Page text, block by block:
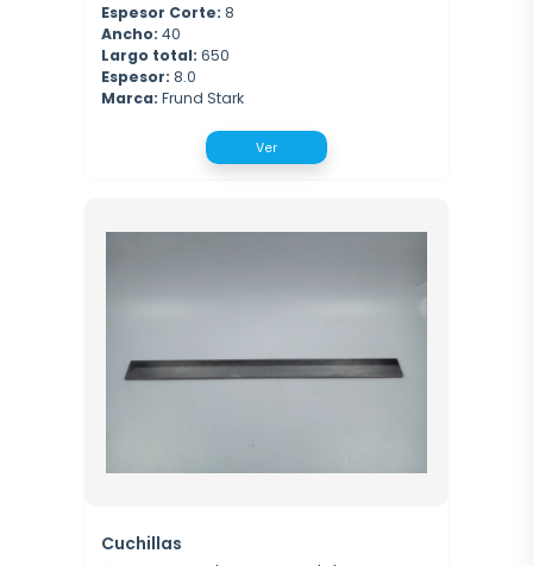
Espesor Corte: 8
Ancho: 40
Largo total: 650
Espesor: 8.0
Marca: Frund Stark
Ver
Cuchillas